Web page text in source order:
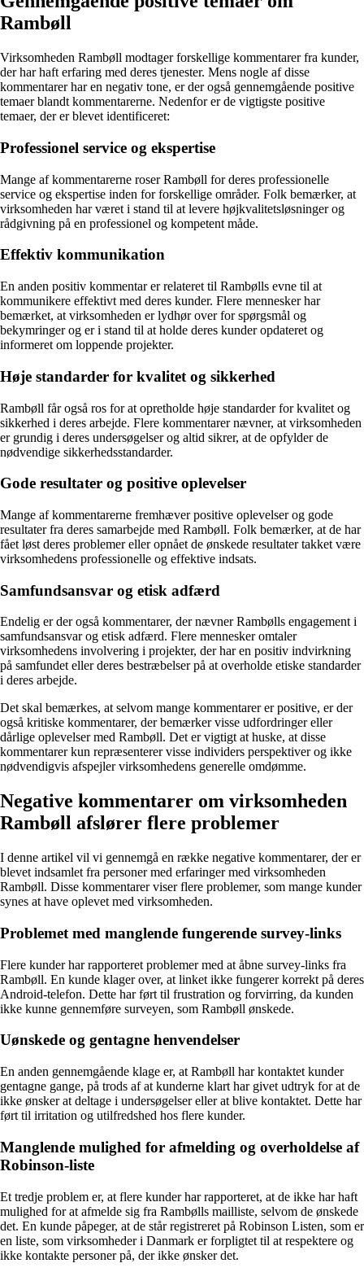
Rambøll
Virksomheden Rambøll modtager forskellige kommentarer fra kunder,
der har haft erfaring med deres tjenester. Mens nogle af disse
kommentarer har en negativ tone, er der også gennemgående positive
temaer blandt kommentarerne. Nedenfor er de vigtigste positive
temaer, der er blevet identificeret:
Professionel service og ekspertise
Mange af kommentarerne roser Rambøll for deres professionelle
service og ekspertise inden for forskellige områder. Folk bemærker, at
virksomheden har været i stand til at levere højkvalitetsløsninger og
rådgivning på en professionel og kompetent måde.
Effektiv kommunikation
En anden positiv kommentar er relateret til Rambølls evne til at
kommunikere effektivt med deres kunder. Flere mennesker har
bemærket, at virksomheden er lydhør over for spørgsmål og
bekymringer og er i stand til at holde deres kunder opdateret og
informeret om loppende projekter.
Høje standarder for kvalitet og sikkerhed
Rambøll får også ros for at opretholde høje standarder for kvalitet og
sikkerhed i deres arbejde. Flere kommentarer nævner, at virksomheden
er grundig i deres undersøgelser og altid sikrer, at de opfylder de
nødvendige sikkerhedsstandarder.
Gode resultater og positive oplevelser
Mange af kommentarerne fremhæver positive oplevelser og gode
resultater fra deres samarbejde med Rambøll. Folk bemærker, at de har
fået løst deres problemer eller opnået de ønskede resultater takket være
virksomhedens professionelle og effektive indsats.
Samfundsansvar og etisk adfærd
Endelig er der også kommentarer, der nævner Rambølls engagement i
samfundsansvar og etisk adfærd. Flere mennesker omtaler
virksomhedens involvering i projekter, der har en positiv indvirkning
på samfundet eller deres bestræbelser på at overholde etiske standarder
i deres arbejde.
Det skal bemærkes, at selvom mange kommentarer er positive, er der
også kritiske kommentarer, der bemærker visse udfordringer eller
dårlige oplevelser med Rambøll. Det er vigtigt at huske, at disse
kommentarer kun repræsenterer visse individers perspektiver og ikke
nødvendigvis afspejler virksomhedens generelle omdømme.
Negative kommentarer om virksomheden
Rambøll afslører flere problemer
I denne artikel vil vi gennemgå en række negative kommentarer, der er
blevet indsamlet fra personer med erfaringer med virksomheden
Rambøll. Disse kommentarer viser flere problemer, som mange kunder
synes at have oplevet med virksomheden.
Problemet med manglende fungerende survey-links
Flere kunder har rapporteret problemer med at åbne survey-links fra
Rambøll. En kunde klager over, at linket ikke fungerer korrekt på deres
Android-telefon. Dette har ført til frustration og forvirring, da kunden
ikke kunne gennemføre surveyen, som Rambøll ønskede.
Uønskede og gentagne henvendelser
En anden gennemgående klage er, at Rambøll har kontaktet kunder
gentagne gange, på trods af at kunderne klart har givet udtryk for at de
ikke ønsker at deltage i undersøgelser eller at blive kontaktet. Dette har
ført til irritation og utilfredshed hos flere kunder.
Manglende mulighed for afmelding og overholdelse af
Robinson-liste
Et tredje problem er, at flere kunder har rapporteret, at de ikke har haft
mulighed for at afmelde sig fra Rambølls mailliste, selvom de ønskede
det. En kunde påpeger, at de står registreret på Robinson Listen, som er
en liste, som virksomheder i Danmark er forpligtet til at respektere og
ikke kontakte personer på, der ikke ønsker det.